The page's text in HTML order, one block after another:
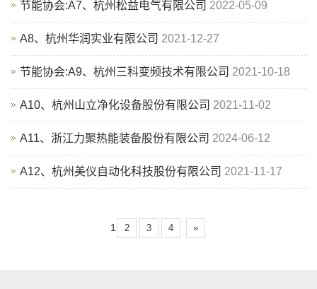
节能协会:A7、杭州松益电气有限公司 2022-05-09
A8、杭州华润实业有限公司 2021-12-27
节能协会:A9、杭州三科变频技术有限公司 2021-10-18
A10、杭州山立净化设备股份有限公司 2021-11-02
A11、浙江力聚热能装备股份有限公司 2024-06-12
A12、杭州美仪自动化科技股份有限公司 2021-11-17
1 2 3 4 »